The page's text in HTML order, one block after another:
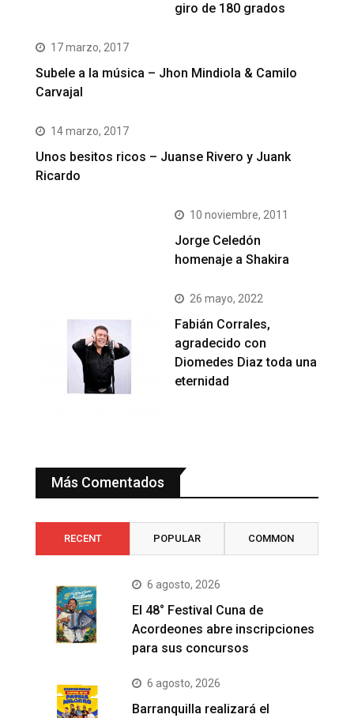
giro de 180 grados
17 marzo, 2017
Subele a la música – Jhon Mindiola & Camilo
Carvajal
14 marzo, 2017
Unos besitos ricos – Juanse Rivero y Juank
Ricardo
10 noviembre, 2011
Jorge Celedón
homenaje a Shakira
26 mayo, 2022
Fabián Corrales,
agradecido con
Diomedes Diaz toda una
eternidad
Más Comentados
RECENT POPULAR COMMON
6 agosto, 2026
El 48° Festival Cuna de
Acordeones abre inscripciones
para sus concursos
6 agosto, 2026
Barranquilla realizará el